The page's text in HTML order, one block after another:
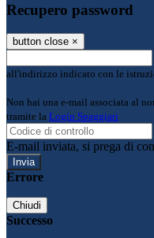
Recupero password
button close ×
all'indirizzo indicato con le
Non hai una e-mail associata al
tramite la Login Spaggiari
E-mail inviata, si prega di
Errore
Chiudi
Successo